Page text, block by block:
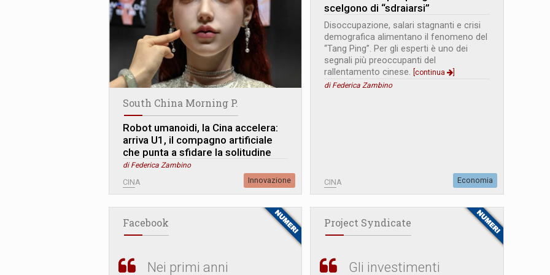
South China Morning P.
Robot umanoidi, la Cina accelera:
arriva U1, il compagno artificiale
che punta a sfidare la solitudine
di Federica Zambino
CINA Innovazione
scelgono di “sdraiarsi”
Disoccupazione, salari stagnanti e crisi
demografica alimentano il fenomeno del
“Tang Ping”. Per gli esperti è uno dei
segnali più preoccupanti del
rallentamento cinese. [continua
di Federica Zambino
CINA Economia
Facebook
Nei primi anni
Project Syndicate
Gli investimenti